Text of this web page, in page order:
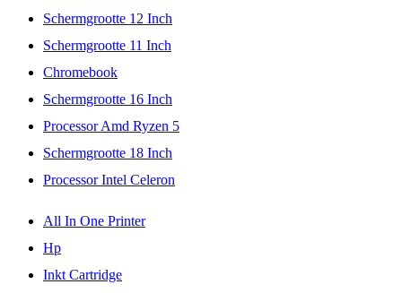
Schermgrootte 12 Inch
Schermgrootte 11 Inch
Chromebook
Schermgrootte 16 Inch
Processor Amd Ryzen 5
Schermgrootte 18 Inch
Processor Intel Celeron
All In One Printer
Hp
Inkt Cartridge